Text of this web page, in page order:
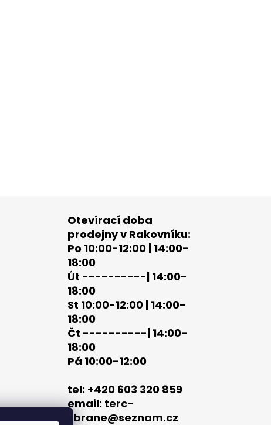
Otevírací doba
prodejny v Rakovníku:
Po 10:00-12:00 | 14:00-
18:00
Út ----------| 14:00-
18:00
St 10:00-12:00 | 14:00-
18:00
Čt ----------| 14:00-
18:00
Pá 10:00-12:00
tel: +420 603 320 859
email: terc-
zbrane@seznam.cz